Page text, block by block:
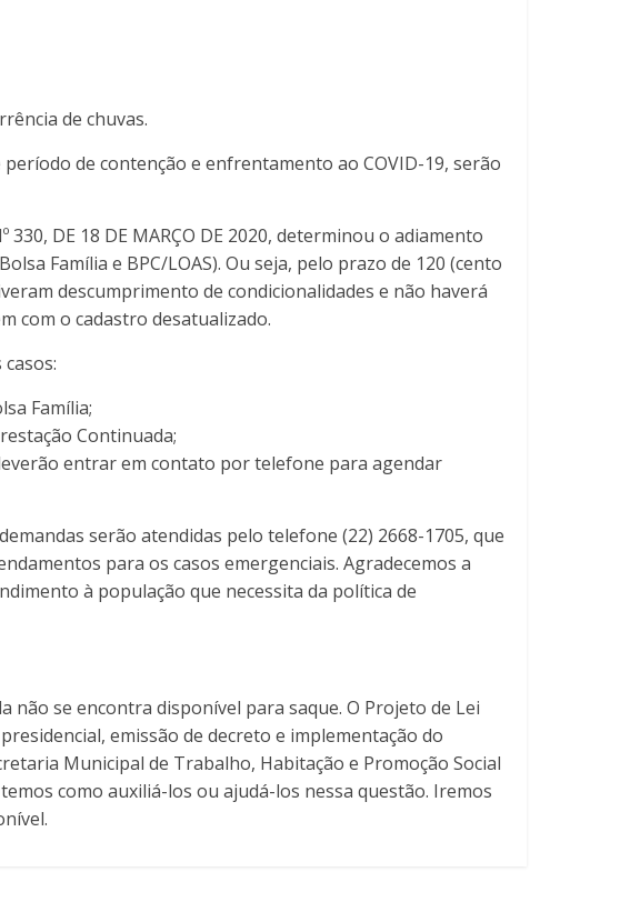
de chuvas.
de contenção e enfrentamento ao COVID-19, serão
DE 18 DE MARÇO DE 2020, determinou o adiamento
Família e BPC/LOAS). Ou seja, pelo prazo de 120 (cento
descumprimento de condicionalidades e não haverá
com o cadastro desatualizado.
Família;
Continuada;
entrar em contato por telefone para agendar
serão atendidas pelo telefone (22) 2668-1705, que
para os casos emergenciais. Agradecemos a
à população que necessita da política de
se encontra disponível para saque. O Projeto de Lei
emissão de decreto e implementação do
Municipal de Trabalho, Habitação e Promoção Social
como auxiliá-los ou ajudá-los nessa questão. Iremos